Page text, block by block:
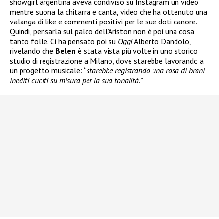
mentre suona la chitarra e canta, video che ha ottenuto una
valanga di like e commenti positivi per le sue doti canore.
Quindi, pensarla sul palco dell’Ariston non è poi una cosa
tanto folle. Ci ha pensato poi su OggiAlberto Dandolo,
rivelando che Belen è stata vista più volte in uno storico
studio di registrazione a Milano, dove starebbe lavorando a
un progetto musicale: “starebbe registrando una rosa di brani
inediti cuciti su misura per la sua tonalità.”